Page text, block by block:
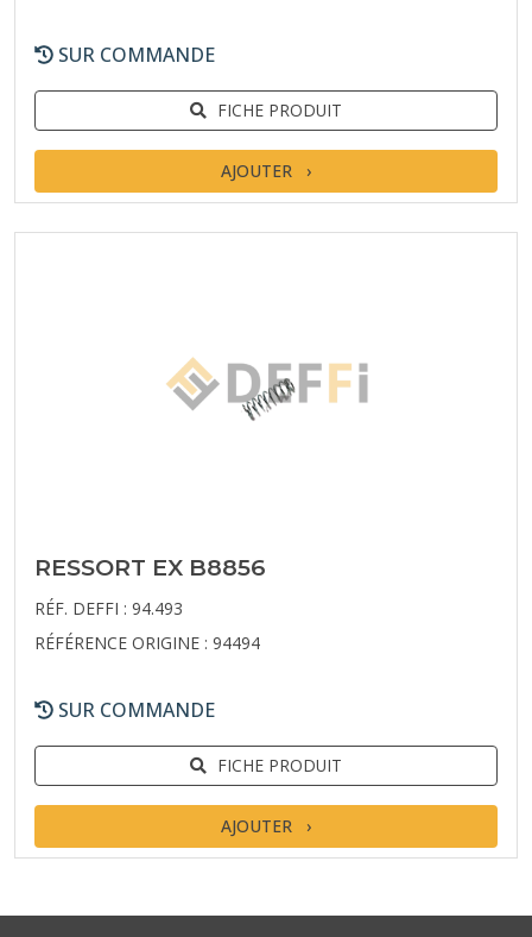
SUR COMMANDE
FICHE PRODUIT
AJOUTER
RESSORT EX B8856
RÉF. DEFFI : 94.493
RÉFÉRENCE ORIGINE : 94494
SUR COMMANDE
FICHE PRODUIT
AJOUTER